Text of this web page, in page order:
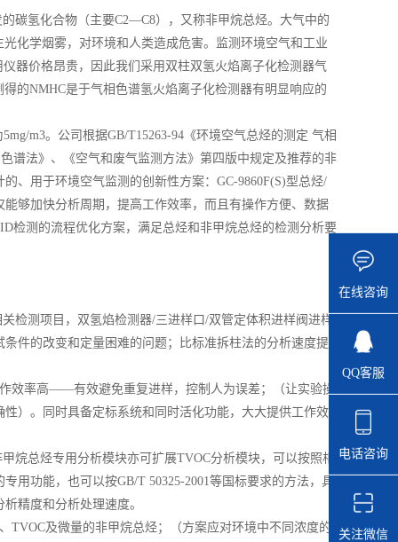
碳氢化合物（主要C2—C8），又称非甲烷总烃。大气中的
化学烟雾，对环境和人类造成危害。监测环境空气和工业
器价格昂贵，因此我们采用双柱双氢火焰离子化检测器气
的NMHC是于气相色谱氢火焰离子化检测器有明显响应的
m3。公司根据GB/T15263-94《环境空气总烃的测定 气相
谱法》、《空气和废气监测方法》第四版中规定及推荐的非
、用于环境空气监测的创新性方案：GC-9860F(S)型总烃/
够加快分析周期，提高工作效率，而且有操作方便、数据
检测的流程优化方案，满足总烃和非甲烷总烃的检测分析要
检测项目，双氢焰检测器/三进样口/双管定体积进样阀进样
件的改变和定量困难的问题；比标准拆柱法的分析速度提
效率高——有效避免重复进样，控制人为误差；（让实验操
）。同时具备定标系统和同时活化功能，大大提供工作效
烷总烃专用分析模块亦可扩展TVOC分析模块，可以按照相
用功能，也可以按GB/T 50325-2001等国标要求的方法，具
精度和分析处理速度。
TVOC及微量的非甲烷总烃；（方案应对环境中不同浓度的
在线咨询
QQ客服
电话咨询
关注微信